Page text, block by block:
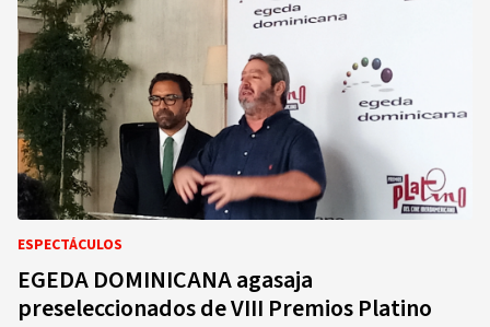
ESPECTÁCULOS
EGEDA DOMINICANA agasaja
preseleccionados de VIII Premios Platino